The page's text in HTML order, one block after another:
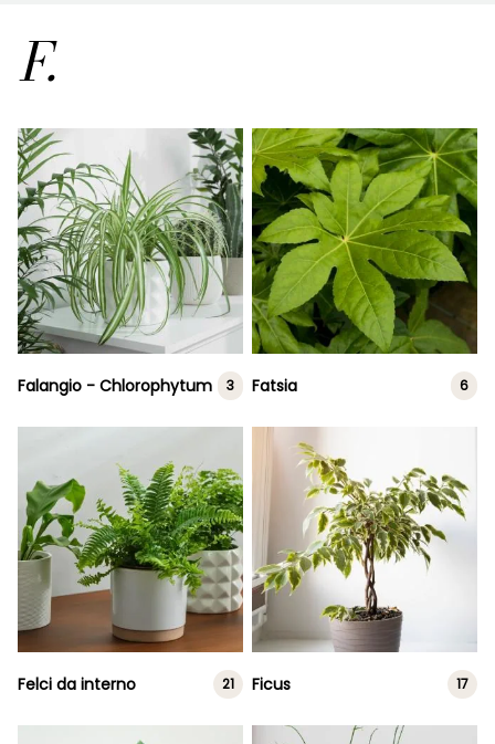
F.
Falangio - Chlorophytum 3 Fatsia 6
Felci da interno 21 Ficus 17